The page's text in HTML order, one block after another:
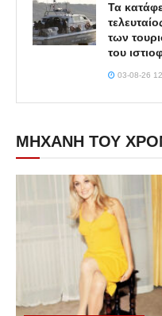
Τα
των
του
03-08-26
ΜΗΧΑΝΗ ΤΟΥ